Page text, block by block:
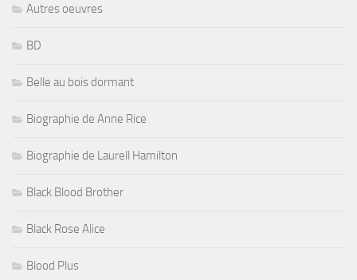
Autres oeuvres
BD
Belle au bois dormant
Biographie de Anne Rice
Biographie de Laurell Hamilton
Black Blood Brother
Black Rose Alice
Blood Plus